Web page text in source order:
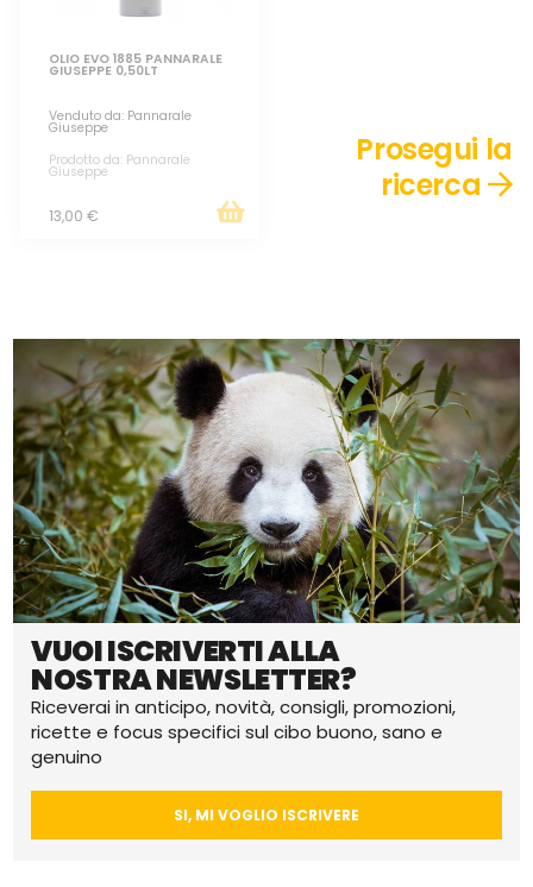
OLIO EVO 1885 PANNARALE
GIUSEPPE 0,50LT
Venduto da: Pannarale
Giuseppe
Prodotto da: Pannarale
Giuseppe
13,00 €
Prosegui la
ricerca
VUOI ISCRIVERTI ALLA
NOSTRA NEWSLETTER?
Riceverai in anticipo, novità, consigli, promozioni,
ricette e focus specifici sul cibo buono, sano e
genuino
SI, MI VOGLIO ISCRIVERE